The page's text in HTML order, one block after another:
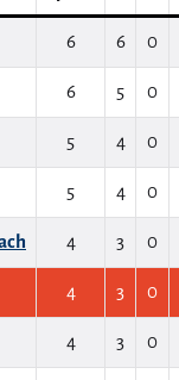
6 6 0
6 5 0
5 4 0
5 4 0
4 3 0
4 3 0
4 3 0